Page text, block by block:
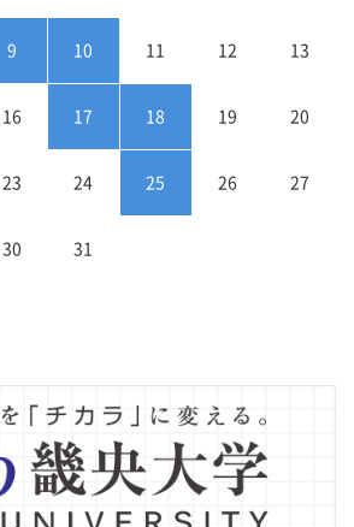
9 10 11 12 13
16 17 18 19 20
23 24 25 26 27
30 31